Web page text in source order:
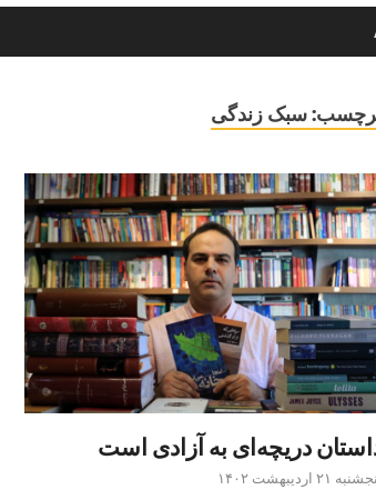
سبک زندگی
دریچه‌ای به آزادی است
۲۱ اردیبهشت ۱۴۰۲